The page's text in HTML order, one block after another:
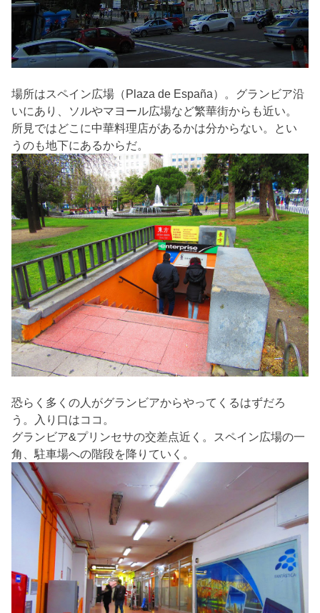
場所はスペイン広場（Plaza de España）。グランビア沿
いにあり、ソルやマヨール広場など繁華街からも近い。
所見ではどこに中華料理店があるかは分からない。とい
うのも地下にあるからだ。
恐らく多くの人がグランビアからやってくるはずだろ
う。入り口はココ。
グランビア&プリンセサの交差点近く。スペイン広場の一
角、駐車場への階段を降りていく。